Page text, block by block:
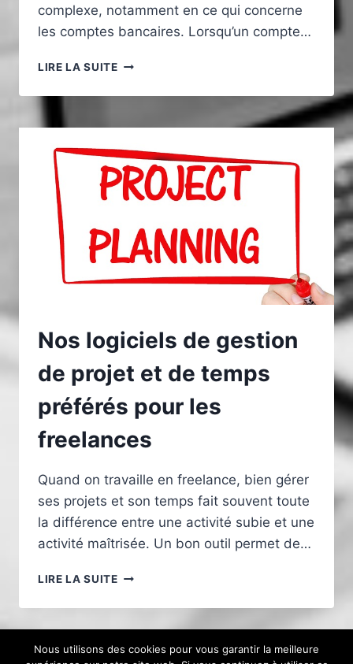
complexe, notamment en ce qui concerne
les comptes bancaires. Lorsqu’un compte…
LIRE LA SUITELE
BANCAIRE
CAS
SUCCESSION
:
COMMENT
UN
COMPTE
BLOQUÉ
?
Nos logiciels de gestion
de projet et de temps
préférés pour les
freelances
Quand on travaille en freelance, bien gérer
ses projets et son temps fait souvent toute
la différence entre une activité subie et une
activité maîtrisée. Un bon outil permet de…
LIRE LA SUITENOS
DE
PROJET
Nous utilisons des cookies pour vous garantir la meilleure